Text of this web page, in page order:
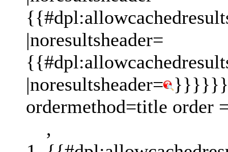
|noresultsheader=
|noresultsheader= }}}}}}
ordermethod=title order
,